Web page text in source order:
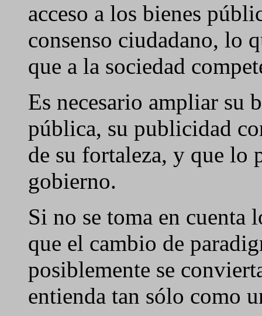
acceso a los bienes
consenso ciudadano, lo
que a la sociedad
Es necesario ampliar su
pública, su publicidad
de su fortaleza, y que
gobierno.
Si no se toma en cuenta
que el cambio de
posiblemente se
entienda tan sólo como